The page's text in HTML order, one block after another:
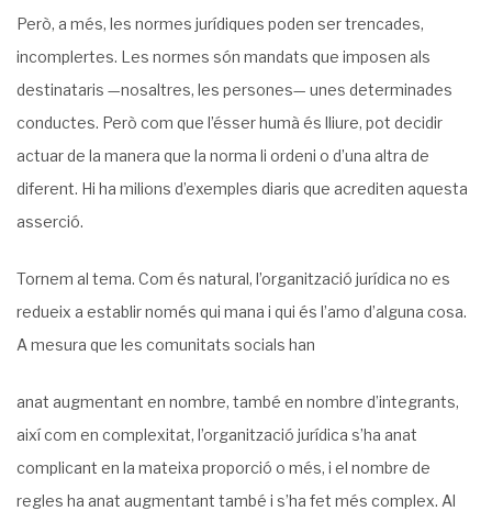
Però, a més, les normes jurídiques poden ser trencades,
incomplertes. Les normes són mandats que imposen als
destinataris —nosaltres, les persones— unes determinades
conductes. Però com que l’ésser humà és lliure, pot decidir
actuar de la manera que la norma li ordeni o d’una altra de
diferent. Hi ha milions d’exemples diaris que acrediten aquesta
asserció.
Tornem al tema. Com és natural, l’organització jurídica no es
redueix a establir només qui mana i qui és l’amo d’alguna cosa.
A mesura que les comunitats socials han
anat augmentant en nombre, també en nombre d’integrants,
així com en complexitat, l’organització jurídica s’ha anat
complicant en la mateixa proporció o més, i el nombre de
regles ha anat augmentant també i s’ha fet més complex. Al